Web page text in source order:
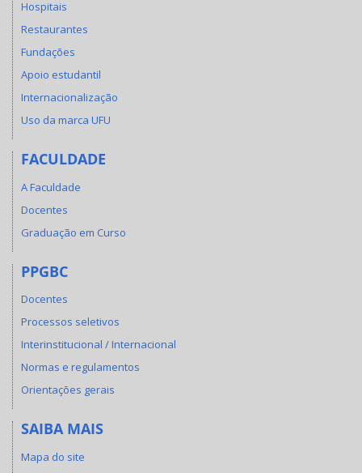
Hospitais
Restaurantes
Fundações
Apoio estudantil
Internacionalização
Uso da marca UFU
FACULDADE
A Faculdade
Docentes
Graduação em Curso
PPGBC
Docentes
Processos seletivos
Interinstitucional / Internacional
Normas e regulamentos
Orientações gerais
SAIBA MAIS
Mapa do site